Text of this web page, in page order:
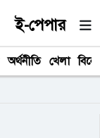
ই-পেপার
অর্থনীতি খেলা